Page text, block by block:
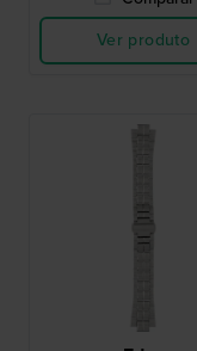
Ver produto